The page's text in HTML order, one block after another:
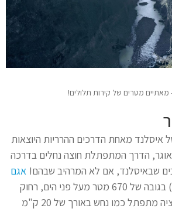
איסלנד מאחת הדרכים ההרריות היוצאות
הדרך המתפתלת חוצה נחלים בדרכה
שבאיסלנד, אם לא המרהיב שבהם! אגם
(Langisjór) בגובה של 670 מטר מעל פני הים, רחוק
מכל סממן של ציוויליזציה מתפתל כמו נחש באורך של 20 ק"מ